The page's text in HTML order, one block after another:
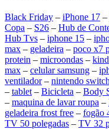
Black Friday – iPhone 17 –
Copa – S26 – Hub de
Hub Tvs – iphone 15 –
max – geladeira – poco x7
protein – microondas –
max – celular samsung –
ventilador– nintendo
– tablet – Bicicleta – Body
– maquina de lavar roupa –
geladeira frost free – fogão
TV 50 polegadas – TV 32